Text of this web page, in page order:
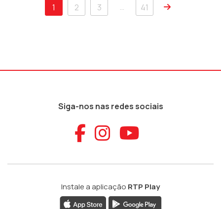
1 2 3 … 41
Siga-nos nas redes sociais
Aceder ao
Aceder ao
Aceder
Instale a aplicação RTP Play